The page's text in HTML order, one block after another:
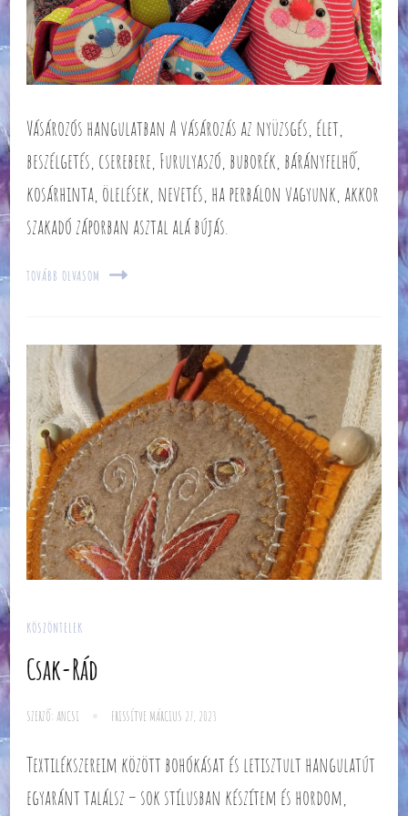
Vásározós hangulatban A vásározás az nyüzsgés, élet,
beszélgetés, cserebere, Furulyaszó, buborék, bárányfelhő,
kosárhinta, ölelések, nevetés, ha perbálon vagyunk, akkor
szakadó záporban asztal alá bújás.
TOVÁBB OLVASOM
KÖSZÖNTELEK
Csak-Rád
SZERZŐ: ANCSI FRISSÍTVE MÁRCIUS 27, 2023
Textilékszereim között bohókásat és letisztult hangulatút
egyaránt találsz – sok stílusban készítem és hordom,